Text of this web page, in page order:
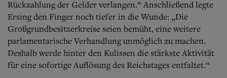
Rückzahlung der Gelder verlangen.“ Anschließend legte
Ersing den Finger noch tiefer in die Wunde: „Die
Großgrundbesitzerkreise seien bemüht, eine weitere
parlamentarische Verhandlung unmöglich zu machen.
Deshalb werde hinter den Kulissen die stärkste Aktivität
für eine sofortige Auflösung des Reichstages entfaltet.“